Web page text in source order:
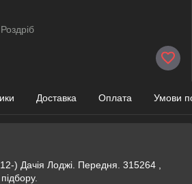
Роздріб
Доставка Оплата Умови
) Дачія Лоджі. Передня. 315264 ,